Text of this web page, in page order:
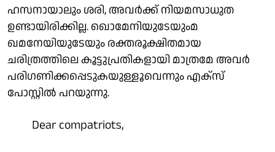
ഹസനായാലും ശരി, അവര്‍ക്ക് നിയമസാധുത
ഉണ്ടായിരിക്കില്ല. ഖൊമേനിയുടേയുംമ
ഖമനേയിയുടേയും രക്തരൂക്ഷിതമായ
ചരിത്രത്തിലെ കൂട്ടുപ്രതികളായി മാത്രമേ അവര്‍
പരിഗണിക്കപ്പെടുകയുള്ളൂവെന്നും എക്‌സ്
പോസ്റ്റില്‍ പറയുന്നു.
Dear compatriots,